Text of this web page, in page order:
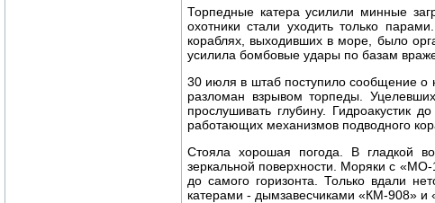
Торпедные катера усилили минные
охотники стали уходить только
кораблях, выходивших в море, было
усилила бомбовые удары по базам
30 июля в штаб поступило сообщение о
разломан взрывом торпеды.
прослушивать глубину.
работающих механизмов подводного
Стояла хорошая погода. В гладкой
зеркальной поверхности. Моряки с
до самого горизонта. Только вдали
катерами - дымзавесчиками «КМ-908» и